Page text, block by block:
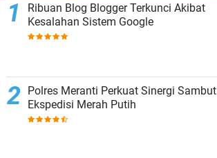
Ribuan Blog Blogger Terkunci Akibat
Kesalahan Sistem Google
Polres Meranti Perkuat Sinergi Sambut
Ekspedisi Merah Putih